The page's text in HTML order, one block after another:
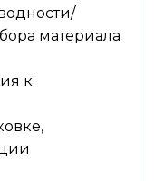
материала
к